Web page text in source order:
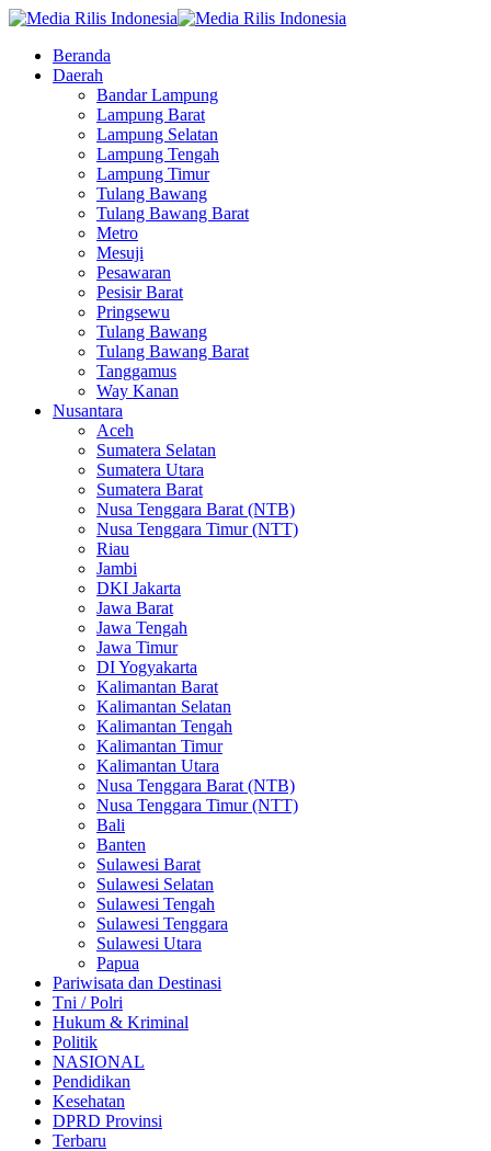
Beranda
Daerah
Bandar Lampung
Lampung Barat
Lampung Selatan
Lampung Tengah
Lampung Timur
Tulang Bawang
Tulang Bawang Barat
Metro
Mesuji
Pesawaran
Pesisir Barat
Pringsewu
Tulang Bawang
Tulang Bawang Barat
Tanggamus
Way Kanan
Nusantara
Aceh
Sumatera Selatan
Sumatera Utara
Sumatera Barat
Nusa Tenggara Barat (NTB)
Nusa Tenggara Timur (NTT)
Riau
Jambi
DKI Jakarta
Jawa Barat
Jawa Tengah
Jawa Timur
DI Yogyakarta
Kalimantan Barat
Kalimantan Selatan
Kalimantan Tengah
Kalimantan Timur
Kalimantan Utara
Nusa Tenggara Barat (NTB)
Nusa Tenggara Timur (NTT)
Bali
Banten
Sulawesi Barat
Sulawesi Selatan
Sulawesi Tengah
Sulawesi Tenggara
Sulawesi Utara
Papua
Pariwisata dan Destinasi
Tni / Polri
Hukum & Kriminal
Politik
NASIONAL
Pendidikan
Kesehatan
DPRD Provinsi
Terbaru